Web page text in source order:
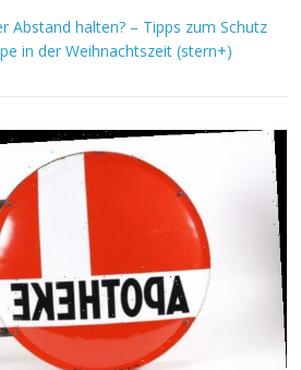
Abstand halten? – Tipps zum Schutz
in der Weihnachtszeit (stern+)